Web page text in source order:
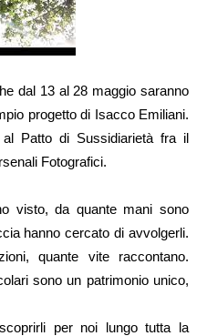
dal 13 al 28 maggio saranno
progetto di Isacco Emiliani.
al Patto di Sussidiarietà fra il
Fotografici.
visto, da quante mani sono
hanno cercato di avvolgerli.
quante vite raccontano.
sono un patrimonio unico,
per noi lungo tutta la